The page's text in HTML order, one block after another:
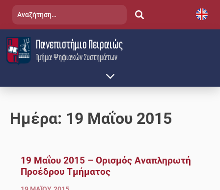
content
Τμήμα Ψηφιακών Συστημάτων
Πανεπιστήμιο Πειραιώς
Αναζήτηση
Ημέρα: 19 Μαΐου 2015
19 Μαΐου 2015 – Ορισμός Αναπληρωτή
Προέδρου Τμήματος